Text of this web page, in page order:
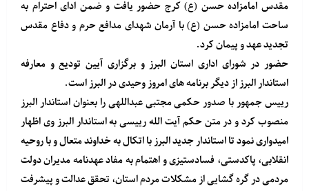
مقدس امامزاده حسن (ع) کرج حضور یافت و ضمن ادای احترام به
ساحت امامزاده حسن (ع) با آرمان شهدای مدافع حرم و دفاع مقدس
تجدید عهد و پیمان کرد.
حضور در شورای اداری استان البرز و برگزاری آیین تودیع و معارفه
استاندار البرز از دیگر برنامه های امروز وحیدی در البرز است.
رییس جمهور با صدور حکمی مجتبی عبداللهی را بعنوان استاندار البرز
منصوب کرد و در متن حکم آیت الله رییسی به استاندار البرز وی اظهار
امیدواری نمود تا استاندار جدید البرز با اتکال به خداوند متعال و با روحیه
انقلابی، پاکدستی، فسادستیزی و اهتمام به مفاد عهدنامه مدیران دولت
مردمی در گره گشایی از مشکلات مردم استان، تحقق عدالت و پیشرفت